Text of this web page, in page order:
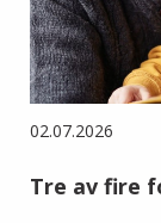
02.07.2026
Tre av fire